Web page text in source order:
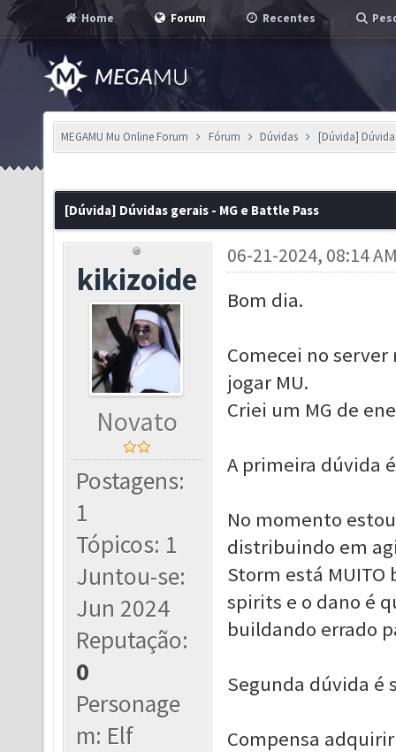
Home Forum Recentes
MEGAMU Mu Online Forum Fórum Dúvidas [Dúvida]
[Dúvida] Dúvidas gerais - MG e Battle Pass
kikizoide
Novato
Postagens:
1
Tópicos: 1
Juntou-se:
Jun 2024
Reputação:
0
Personage
m: Elf
06-21-2024, 08:14
Bom dia.
Comecei no
jogar MU.
Criei um MG de
A primeira dúvida
No momento
distribuindo em
Storm está MUITO
spirits e o dano é
buildando errado
Segunda dúvida é
Compensa